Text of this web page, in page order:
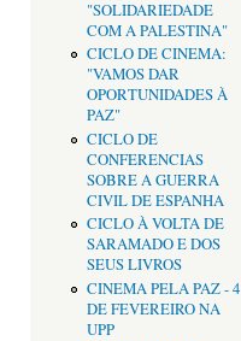
"SOLIDARIEDADE
COM A PALESTINA"
CICLO DE CINEMA:
"VAMOS DAR
OPORTUNIDADES À
PAZ"
CICLO DE
CONFERENCIAS
SOBRE A GUERRA
CIVIL DE ESPANHA
CICLO À VOLTA DE
SARAMADO E DOS
SEUS LIVROS
CINEMA PELA PAZ - 4
DE FEVEREIRO NA
UPP